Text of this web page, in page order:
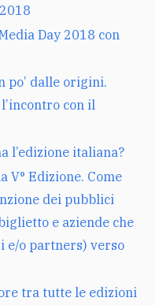
Day 2018 con
po’ dalle origini.
con il
l’edizione italiana?
V° Edizione. Come
dei pubblici
e aziende che
e/o partners) verso
tra tutte le edizioni